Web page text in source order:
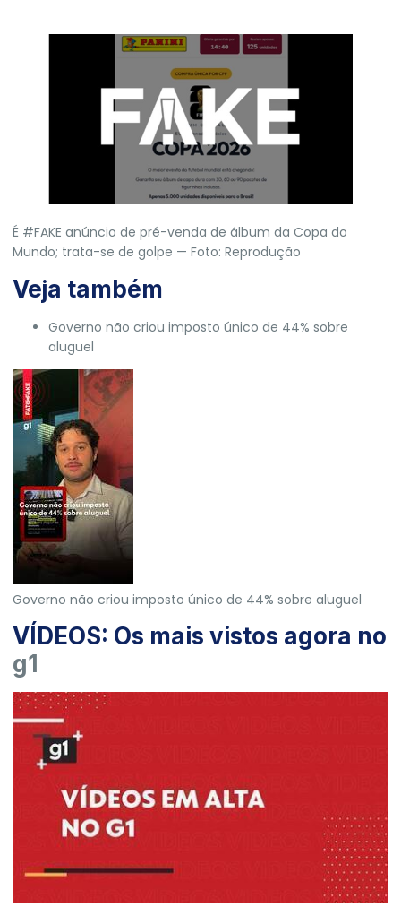
É #FAKE anúncio de pré-venda de álbum da Copa do
Mundo; trata-se de golpe — Foto: Reprodução
Veja também
Governo não criou imposto único de 44% sobre
aluguel
Governo não criou imposto único de 44% sobre aluguel
VÍDEOS: Os mais vistos agora no
g1